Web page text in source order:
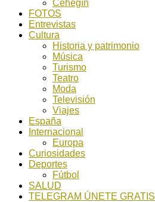
Cehegín
FOTOS
Entrevistas
Cultura
Historia y patrimonio
Música
Turismo
Teatro
Moda
Televisión
Viajes
España
Internacional
Europa
Curiosidades
Deportes
Fútbol
SALUD
TELEGRAM ÚNETE GRATIS